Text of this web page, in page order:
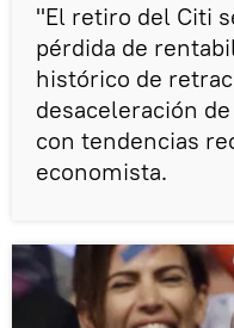
"El retiro del Citi
pérdida de
histórico de
desaceleración
con tendencias
economista.